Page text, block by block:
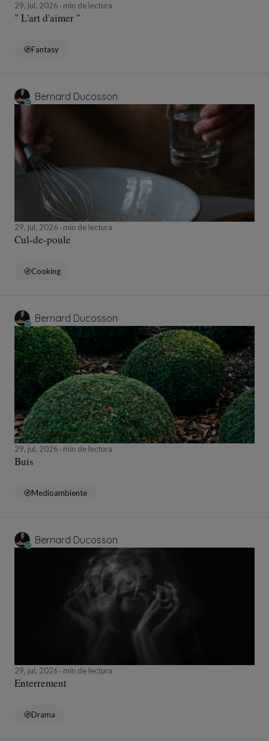
29, jul, 2026 min de lectura
" L'art d'aimer "
Fantasy
Bernard Ducosson
29, jul, 2026 min de lectura
Cul-de-poule
Cooking
Bernard Ducosson
29, jul, 2026 min de lectura
Buis
Medioambiente
Bernard Ducosson
29, jul, 2026 min de lectura
Enterrement
Drama